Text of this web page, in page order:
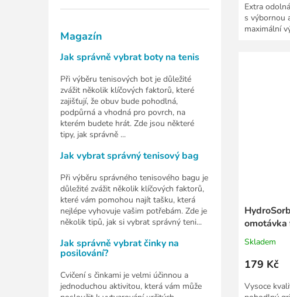
Magazín
Jak správně vybrat boty na tenis
Při výběru tenisových bot je důležité
zvážit několik klíčových faktorů, které
zajišťují, že obuv bude pohodlná,
podpůrná a vhodná pro povrch, na
kterém budete hrát. Zde jsou některé
tipy, jak správně ...
Jak vybrat správný tenisový bag
Při výběru správného tenisového bagu je
důležité zvážit několik klíčových faktorů,
které vám pomohou najít tašku, která
nejlépe vyhovuje vašim potřebám. Zde je
několik tipů, jak si vybrat správný teni...
Jak správně vybrat činky na
posilování?
Cvičení s činkami je velmi účinnou a
jednoduchou aktivitou, která vám může
Extra
s výbornou
maximální
omotávka
Skladem
179 Kč
Vysoce